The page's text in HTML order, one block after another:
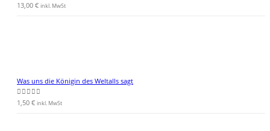
0von 5
13,00 € inkl. MwSt
Was uns die Königin des Weltalls sagt
0 von 5
1,50 € inkl. MwSt